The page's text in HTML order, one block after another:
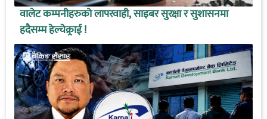
वालेट कम्पनीहरुको लापरवाही, साइबर सुरक्षा र सुशासनमा
हदैसम्म हेल्चेक्र्राई !